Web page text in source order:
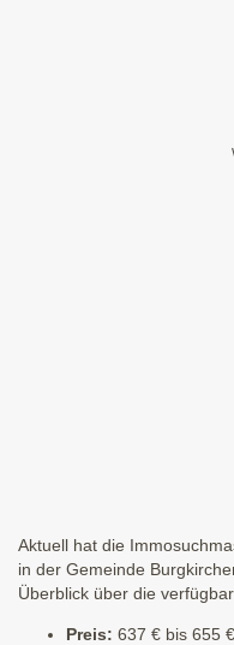
Aktuell hat die
in der Gemeinde
Überblick über die
Preis: 637 € bis 655 €